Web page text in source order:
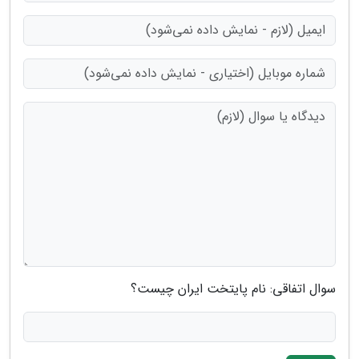
سوال اتفاقی: نام پایتخت ایران چیست؟